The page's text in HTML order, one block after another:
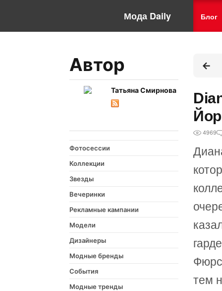
Мода Daily Блог
Автор
Татьяна Смирнова
Фотосессии
Коллекции
Звезды
Вечеринки
Рекламные кампании
Модели
Дизайнеры
Модные бренды
События
Модные тренды
4969
тем